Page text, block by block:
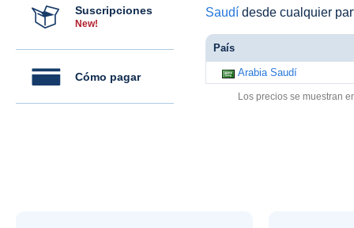
Suscripciones
New!
Cómo pagar
Saudí desde cualquier
País
Arabia Saudí
Los precios se muestran